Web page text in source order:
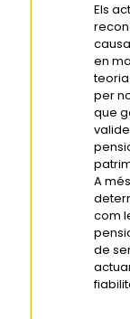
Els
en
per
que
A
com
de